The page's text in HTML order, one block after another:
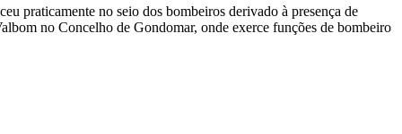
praticamente no seio dos bombeiros derivado à presença de
no Concelho de Gondomar, onde exerce funções de bombeiro